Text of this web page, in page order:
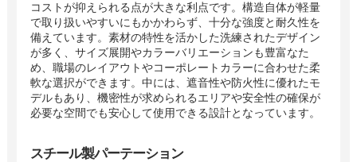
コストが抑えられる点が大きな利点です。構造自体が軽量
で取り扱いやすいにもかかわらず、十分な強度と耐久性を
備えています。素材の特性を活かした洗練されたデザイン
が多く、サイズ展開やカラーバリエーションも豊富なた
め、職場のレイアウトやコーポレートカラーに合わせた柔
軟な選択ができます。中には、遮音性や防火性に優れたモ
デルもあり、機密性が求められるエリアや安全性の確保が
必要な空間でも安心して使用できる設計となっています。
スチール製パーテーション